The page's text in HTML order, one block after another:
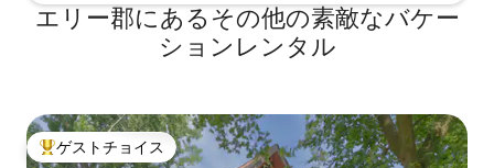
エリー郡にあるその他の素敵なバケー
ションレンタル
大好評のゲストチョイスです。
ゲストチョイス